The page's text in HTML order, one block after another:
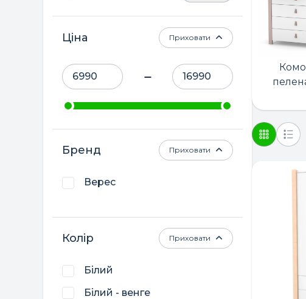
Ціна Приховати
Бренд
Верес
Приховати
Колір
Білий
Білий - венге
Приховати